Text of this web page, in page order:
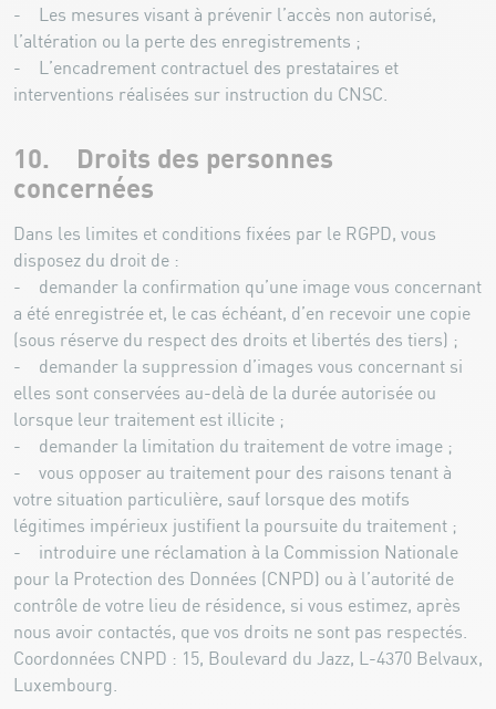
- Les mesures visant à prévenir l’accès non autorisé,
l’altération ou la perte des enregistrements ;
- L’encadrement contractuel des prestataires et
interventions réalisées sur instruction du CNSC.
10. Droits des personnes
concernées
Dans les limites et conditions fixées par le RGPD, vous
disposez du droit de :
- demander la confirmation qu’une image vous concernant
a été enregistrée et, le cas échéant, d’en recevoir une copie
(sous réserve du respect des droits et libertés des tiers) ;
- demander la suppression d’images vous concernant si
elles sont conservées au-delà de la durée autorisée ou
lorsque leur traitement est illicite ;
- demander la limitation du traitement de votre image ;
- vous opposer au traitement pour des raisons tenant à
votre situation particulière, sauf lorsque des motifs
légitimes impérieux justifient la poursuite du traitement ;
- introduire une réclamation à la Commission Nationale
pour la Protection des Données (CNPD) ou à l’autorité de
contrôle de votre lieu de résidence, si vous estimez, après
nous avoir contactés, que vos droits ne sont pas respectés.
Coordonnées CNPD : 15, Boulevard du Jazz, L-4370 Belvaux,
Luxembourg.